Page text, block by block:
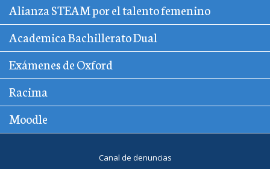
Alianza STEAM por el talento femenino
Academica Bachillerato Dual
Exámenes de Oxford
Racima
Moodle
Canal de denuncias